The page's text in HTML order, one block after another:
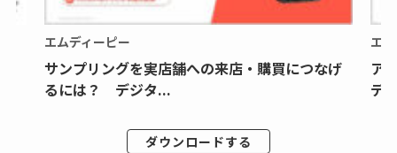
エムディーピー
サンプリングを実店舗への来店・購買につなげ
るには？ デジタ...
ダウンロードする
エ
ア
デ